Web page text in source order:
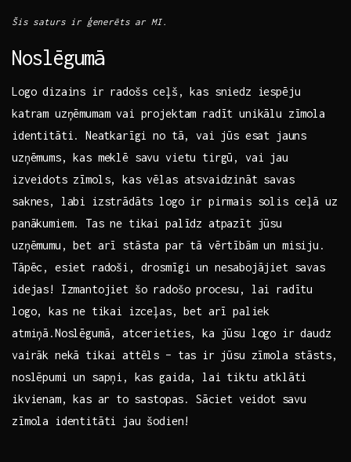
Šis saturs ir ģenerēts ar MI.
Noslēgumā
Logo dizains ir radošs ceļš, kas sniedz iespēju
katram uzņēmumam vai projektam radīt unikālu zīmola
identitāti.⁣ Neatkarīgi no tā, vai jūs esat jauns
uzņēmums, kas meklē savu vietu tirgū, vai jau
izveidots zīmols, kas vēlas atsvaidzināt savas
saknes, labi izstrādāts logo ir pirmais solis ceļā uz
​panākumiem.‍ Tas ne tikai palīdz atpazīt jūsu
uzņēmumu, bet arī stāsta par tā vērtībām un misiju.
Tāpēc,‍ esiet radoši, drosmīgi un nesabojājiet savas⁣
idejas! Izmantojiet šo radošo procesu, lai radītu
logo, kas ne ⁢tikai izceļas, ​bet arī‌ paliek
atmiņā.Noslēgumā, atcerieties, ka jūsu logo ir daudz
vairāk nekā​ tikai​ attēls‌ – tas ⁣ir jūsu ‌zīmola stāsts,
noslēpumi un sapņi, kas gaida, lai tiktu atklāti
ikvienam,⁢ kas ar to⁣ sastopas. Sāciet ‍veidot savu​
zīmola identitāti ⁣jau‌ šodien!